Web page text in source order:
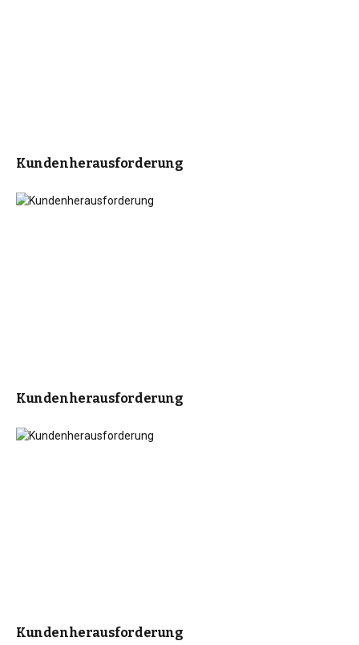
Kundenherausforderung
Kundenherausforderung
Kundenherausforderung